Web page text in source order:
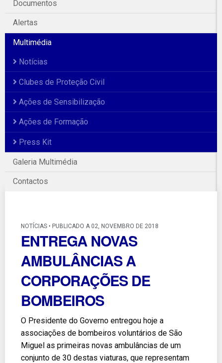
Documentos
Alertas
Multimédia
Notícias
Clubes de Proteção Civil
Ações de Sensibilização
Ações de Formação
Press Kit
Galeria Multimédia
Contactos
Galeria Fotográfica
NOTÍCIAS • PUBLICADO A 02, NOVEMBRO DE 2018
ENTREGA NOVAS
AMBULÂNCIAS A
CORPORAÇÕES DE
BOMBEIROS
O Presidente do Governo entregou hoje a
associações de bombeiros voluntários de São
Miguel as primeiras novas ambulâncias de um
conjunto de 30 destas viaturas, que representam